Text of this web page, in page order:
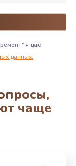
я даю
данных.
чаще